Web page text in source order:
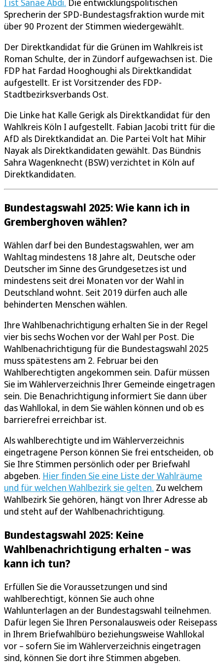
Sprecherin der SPD-Bundestagsfraktion wurde mit
über 90 Prozent der Stimmen wiedergewählt.
Der Direktkandidat für die Grünen im Wahlkreis ist
Roman Schulte, der in Zündorf aufgewachsen ist. Die
FDP hat Fardad Hooghoughi als Direktkandidat
aufgestellt. Er ist Vorsitzender des FDP-
Stadtbezirksverbands Ost.
Die Linke hat Kalle Gerigk als Direktkandidat für den
Wahlkreis Köln I aufgestellt. Fabian Jacobi tritt für die
AfD als Direktkandidat an. Die Partei Volt hat Mihir
Nayak als Direktkandidaten gewählt. Das Bündnis
Sahra Wagenknecht (BSW) verzichtet in Köln auf
Direktkandidaten.
Bundestagswahl 2025: Wie kann ich in
Gremberghoven wählen?
Wählen darf bei den Bundestagswahlen, wer am
Wahltag mindestens 18 Jahre alt, Deutsche oder
Deutscher im Sinne des Grundgesetzes ist und
mindestens seit drei Monaten vor der Wahl in
Deutschland wohnt. Seit 2019 dürfen auch alle
behinderten Menschen wählen.
Ihre Wahlbenachrichtigung erhalten Sie in der Regel
vier bis sechs Wochen vor der Wahl per Post. Die
Wahlbenachrichtigung für die Bundestagswahl 2025
muss spätestens am 2. Februar bei den
Wahlberechtigten angekommen sein. Dafür müssen
Sie im Wählerverzeichnis Ihrer Gemeinde eingetragen
sein. Die Benachrichtigung informiert Sie dann über
das Wahllokal, in dem Sie wählen können und ob es
barrierefrei erreichbar ist.
Als wahlberechtigte und im Wählerverzeichnis
eingetragene Person können Sie frei entscheiden, ob
Sie Ihre Stimmen persönlich oder per Briefwahl
abgeben. Hier finden Sie eine Liste der Wahlräume
und für welchen Wahlbezirk sie gelten. Zu welchem
Wahlbezirk Sie gehören, hängt von Ihrer Adresse ab
und steht auf der Wahlbenachrichtigung.
Bundestagswahl 2025: Keine
Wahlbenachrichtigung erhalten – was
kann ich tun?
Erfüllen Sie die Voraussetzungen und sind
wahlberechtigt, können Sie auch ohne
Wahlunterlagen an der Bundestagswahl teilnehmen.
Dafür legen Sie Ihren Personalausweis oder Reisepass
in Ihrem Briefwahlbüro beziehungsweise Wahllokal
vor – sofern Sie im Wählerverzeichnis eingetragen
sind, können Sie dort ihre Stimmen abgeben.